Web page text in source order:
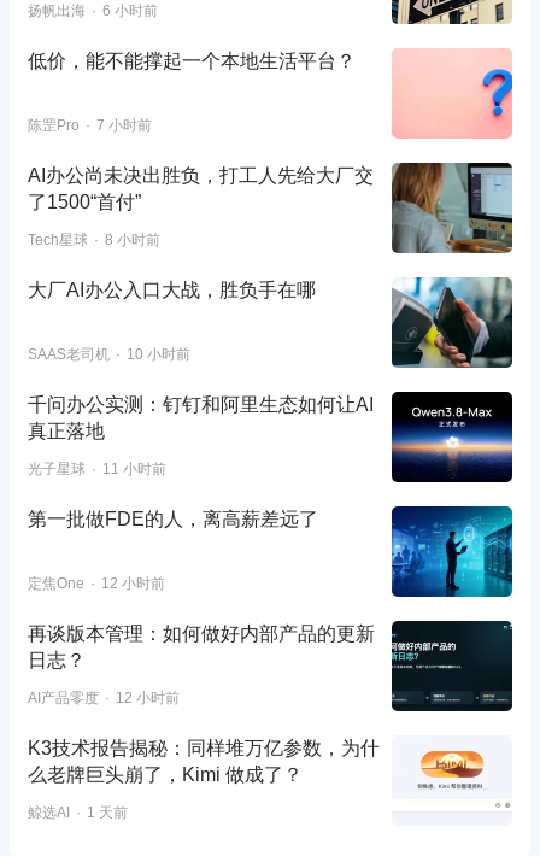
扬帆出海 6 小时前
低价，能不能撑起一个本地生活平台？
陈罡Pro 7 小时前
AI办公尚未决出胜负，打工人先给大厂交
了1500“首付”
Tech星球 8 小时前
大厂AI办公入口大战，胜负手在哪
SAAS老司机 10 小时前
千问办公实测：钉钉和阿里生态如何让AI
真正落地
光子星球 11 小时前
第一批做FDE的人，离高薪差远了
定焦One 12 小时前
再谈版本管理：如何做好内部产品的更新
日志？
AI产品零度 12 小时前
K3技术报告揭秘：同样堆万亿参数，为什
么老牌巨头崩了，Kimi 做成了？
鲸选AI 1 天前